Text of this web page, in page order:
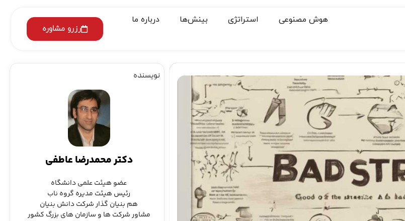
هوش مصنوعی استراتژی بینش‌ها درباره ما
رزرو مشاوره
نویسنده
دکتر محمدرضا عاطفی
عضو هیئت علمی دانشگاه
رئیس هیئت مدیره گروه ناب
هم بنیان گذار شرکت دانش بنیان
مشاور شرکت ها و سازمان های بزرگ کشور